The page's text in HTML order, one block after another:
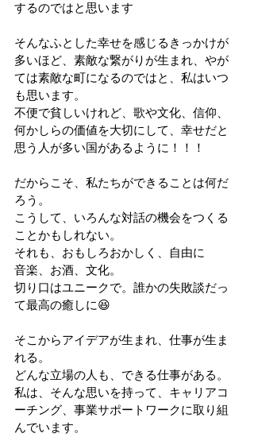
するのではと思います
そんなふとした幸せを感じるきっかけが
多いほど、素敵な繋がりが生まれ、やが
ては素敵な町になるのではと、私はいつ
も思います。
不便で貧しいけれど、歌や文化、信仰、
何かしらの価値を大切にして、幸せだと
思う人が多い国があるように！！！
だからこそ、私たちができることは何だ
ろう。
こうして、いろんな対話の機会をつくる
ことかもしれない。
それも、おもしろおかしく、自由に
音楽、お酒、文化。
切り口はユニークで。誰かの失敗談だっ
て最高の癒しに😆
そこからアイデアが生まれ、仕事が生ま
れる。
どんな立場の人も、できる仕事がある。
私は、そんな思いを持って、キャリアコ
ーチング、事業サポートワークに取り組
んでいます。